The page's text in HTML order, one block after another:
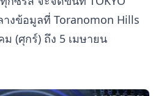
างข้อมูลที่ Toranomon Hills
(ศุกร์) ถึง 5 เมษายน